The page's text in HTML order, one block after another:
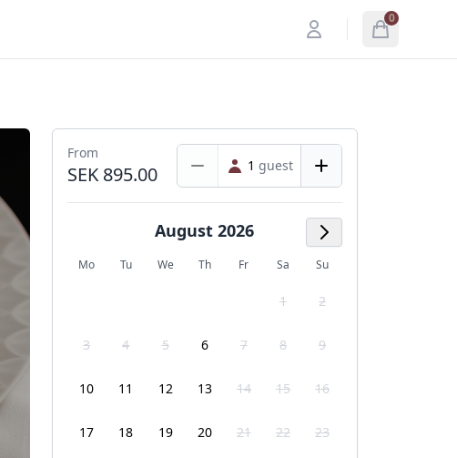
My account
Open menu
0
items in
From
SEK 895.00 1 guest
Next Month
August 2026
Mo Tu We Th Fr Sa Su
1 2
3 4 5 6 7 8 9
10 11 12 13 14 15 16
17 18 19 20 21 22 23